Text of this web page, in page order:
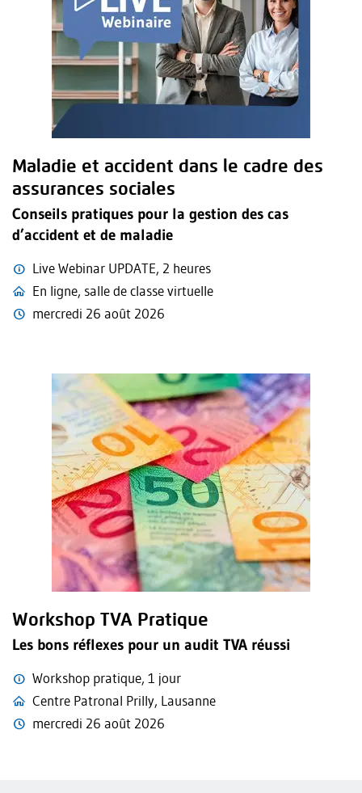
Maladie et accident dans le cadre des
assurances sociales
Conseils pratiques pour la gestion des cas
d’accident et de maladie
Live Webinar UPDATE, 2 heures
En ligne, salle de classe virtuelle
mercredi 26 août 2026
Workshop TVA Pratique
Les bons réflexes pour un audit TVA réussi
Workshop pratique, 1 jour
Centre Patronal Prilly, Lausanne
mercredi 26 août 2026